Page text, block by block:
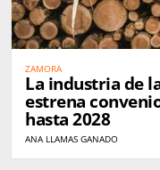
ZAMORA
La industria de
estrena
hasta 2028
ANA LLAMAS GANADO